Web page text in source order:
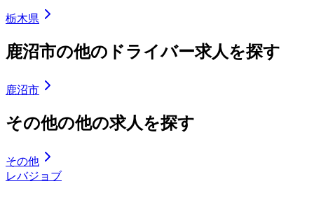
栃木県
鹿沼市の他のドライバー求人を探す
鹿沼市
その他の他の求人を探す
その他
レバジョブ